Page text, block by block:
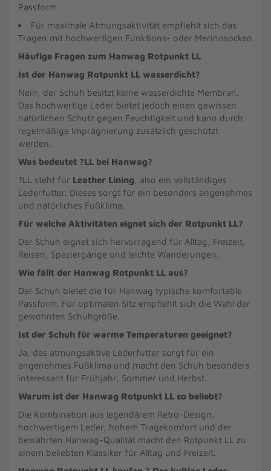
Passform
Für maximale Atmungsaktivität empfiehlt sich das
Tragen mit hochwertigen Funktions- oder Merinosocken
Häufige Fragen zum Hanwag Rotpunkt LL
Ist der Hanwag Rotpunkt LL wasserdicht?
Nein, der Schuh besitzt keine wasserdichte Membran.
Das hochwertige Leder bietet jedoch einen gewissen
natürlichen Schutz gegen Feuchtigkeit und kann durch
regelmäßige Imprägnierung zusätzlich geschützt
werden.
Was bedeutet ?LL bei Hanwag?
?LL steht für Leather Lining , also ein vollständiges
Lederfutter. Dieses sorgt für ein besonders angenehmes
und natürliches Fußklima.
Für welche Aktivitäten eignet sich der Rotpunkt LL?
Der Schuh eignet sich hervorragend für Alltag, Freizeit,
Reisen, Spaziergänge und leichte Wanderungen.
Wie fällt der Hanwag Rotpunkt LL aus?
Der Schuh bietet die für Hanwag typische komfortable
Passform. Für optimalen Sitz empfiehlt sich die Wahl der
gewohnten Schuhgröße.
Ist der Schuh für warme Temperaturen geeignet?
Ja, das atmungsaktive Lederfutter sorgt für ein
angenehmes Fußklima und macht den Schuh besonders
interessant für Frühjahr, Sommer und Herbst.
Warum ist der Hanwag Rotpunkt LL so beliebt?
Die Kombination aus legendärem Retro-Design,
hochwertigem Leder, hohem Tragekomfort und der
bewährten Hanwag-Qualität macht den Rotpunkt LL zu
einem beliebten Klassiker für Alltag und Freizeit.